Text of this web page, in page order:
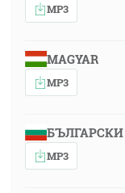
MP3
MAGYAR
MP3
MP3